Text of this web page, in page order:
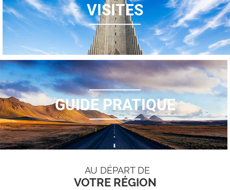
VISITES
GUIDE PRATIQUE
AU DÉPART DE
VOTRE RÉGION